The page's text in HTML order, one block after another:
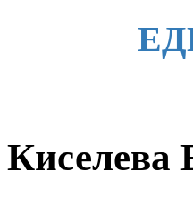
Киселева